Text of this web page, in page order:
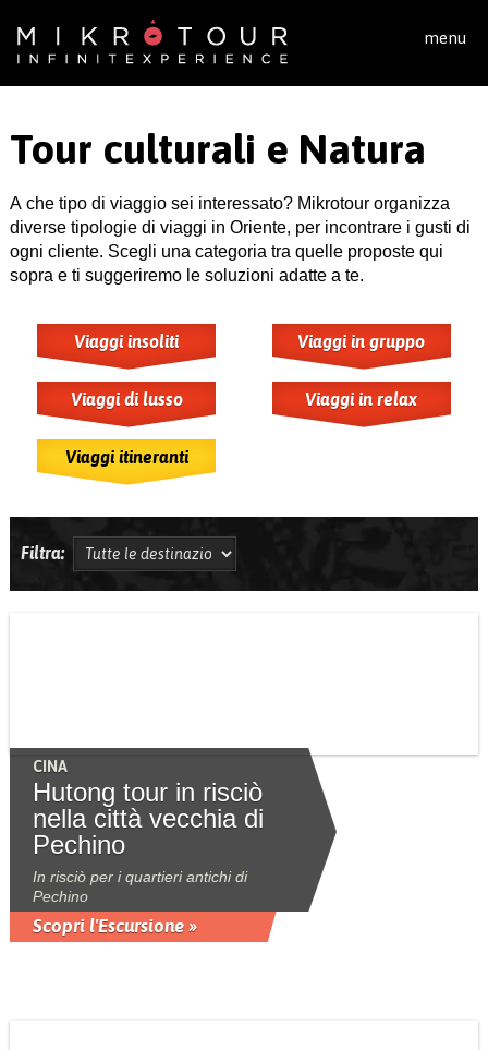
menu
Tour culturali e Natura
A che tipo di viaggio sei interessato? Mikrotour organizza
diverse tipologie di viaggi in Oriente, per incontrare i gusti di
ogni cliente. Scegli una categoria tra quelle proposte qui
sopra e ti suggeriremo le soluzioni adatte a te.
Viaggi insoliti Viaggi in gruppo
Viaggi di lusso Viaggi in relax
Viaggi itineranti
Filtra:
CINA
Hutong tour in risciò
nella città vecchia di
Pechino
In risciò per i quartieri antichi di
Pechino
Scopri l'Escursione »